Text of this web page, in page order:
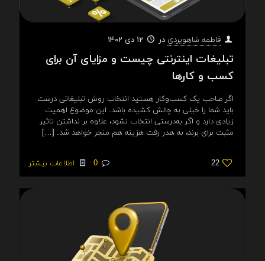
فاطمه شاهویردی در 12 دی 1402
تبلیغات اینترنتی چیست و مزایای آن برای
کسب و کارها
اگر صاحب یک کسب‌وکار هستید انتخاب روش تبلیغاتی درست
باید شما را خیلی به چالش کشیده باشد. این موضوع اهمیت
زیادی دارد و اگر به‌درستی انتخاب نشود، علاوه‌ بر نداشتن تاثیر
مثبت برای برند، به هدر رفت هزینه هم منجر خواهد شد. […]
22
0 اطلاعات بیشتر